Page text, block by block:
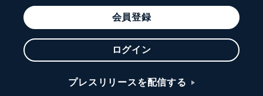
会員登録
ログイン
プレスリリースを配信する